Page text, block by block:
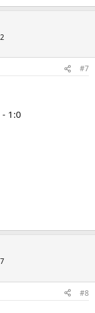
#7
1:0
#8